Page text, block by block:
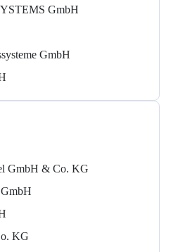
GmbH
GmbH
GmbH & Co. KG
KG